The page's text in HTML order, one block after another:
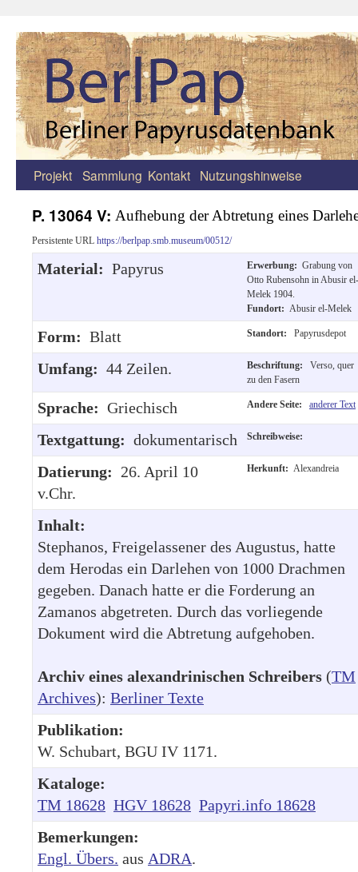
Zum
springen
Projekt Sammlung Kontakt Nutzungshinweise
P. 13064 V: Aufhebung der Abtretung eines
Persistente URL https://berlpap.smb.museum/00512/
Material: Papyrus Erwerbung: Grabung von
Otto Rubensohn in Abusir el-
Melek 1904.
Fundort: Abusir el-Melek
Form: Blatt Standort: Papyrusdepot
Umfang: 44 Zeilen. Beschriftung:
Verso, quer
zu den Fasern
Sprache: Griechisch Andere Seite: anderer Text
Textgattung: dokumentarisch Schreibweise:
Datierung: 26. April 10
v.Chr.
Herkunft: Alexandreia
Inhalt:
Stephanos, Freigelassener des Augustus, hatte
dem Herodas ein Darlehen von 1000 Drachmen
gegeben. Danach hatte er die Forderung an
Zamanos abgetreten. Durch das vorliegende
Dokument wird die Abtretung aufgehoben.
Archiv eines alexandrinischen Schreibers (TM
Archives): Berliner Texte
Publikation:
W. Schubart, BGU IV 1171.
Kataloge:
TM 18628 HGV 18628 Papyri.info 18628
Bemerkungen:
Engl. Übers. aus ADRA.